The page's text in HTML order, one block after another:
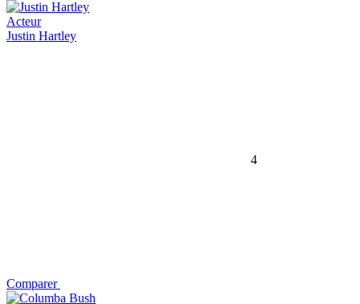
Acteur
Justin Hartley
4
Comparer